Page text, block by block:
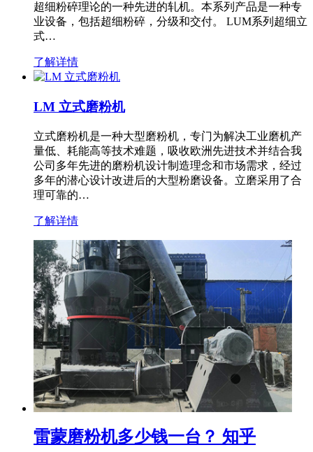
超细粉碎理论的一种先进的轧机。本系列产品是一种专
业设备，包括超细粉碎，分级和交付。 LUM系列超细立
式…
了解详情
LM 立式磨粉机
立式磨粉机是一种大型磨粉机，专门为解决工业磨机产
量低、耗能高等技术难题，吸收欧洲先进技术并结合我
公司多年先进的磨粉机设计制造理念和市场需求，经过
多年的潜心设计改进后的大型粉磨设备。立磨采用了合
理可靠的…
了解详情
雷蒙磨粉机多少钱一台？ 知乎